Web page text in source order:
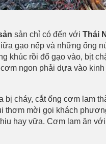
sản chỉ có đến với Thái
gạo nếp và những ống
khúc rồi đổ gạo vào, bịt
ngon phải dựa vào
bị cháy, cắt ống cơm lam
thơm mời gọi khách
hay vữa. Cơm lam ăn